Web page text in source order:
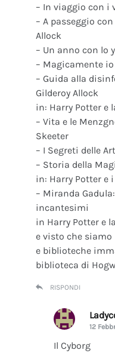
– In viaggio con i
– A passeggio
Allock
– Un anno con lo
– Magicamente
– Guida alla
Gilderoy Allock
in: Harry Potter e
– Vita e le
Skeeter
– I Segreti delle
– Storia della
in: Harry Potter e
– Miranda
incantesimi
in Harry Potter e
e visto che
e biblioteche
biblioteca di
RISPONDI
12
Il Cyborg